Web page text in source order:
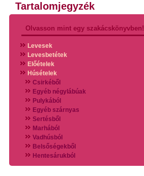
Tartalomjegyzék
Olvasson mint egy szakácskönyvben!
Levesek
Levesbetétek
Előételek
Húsételek
Csirkéből
Egyéb négylábúak
Pulykából
Egyéb szárnyas
Sertésből
Marhából
Vadhúsból
Belsőségekből
Hentesárukból
Vadszárnyasokból